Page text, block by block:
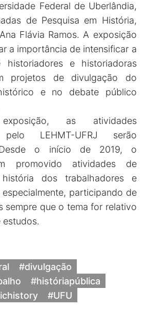
Federal de Uberlândia,
de Pesquisa em História,
Flávia Ramos. A exposição
a importância de intensificar a
historiadores e historiadoras
projetos de divulgação do
e no debate público
as atividades
pelo LEHMT-UFRJ serão
Desde o início de 2019, o
promovido atividades de
dos trabalhadores e
participando de
sempre que o tema for relativo
estudos.
#divulgação
#históriapública
#UFU